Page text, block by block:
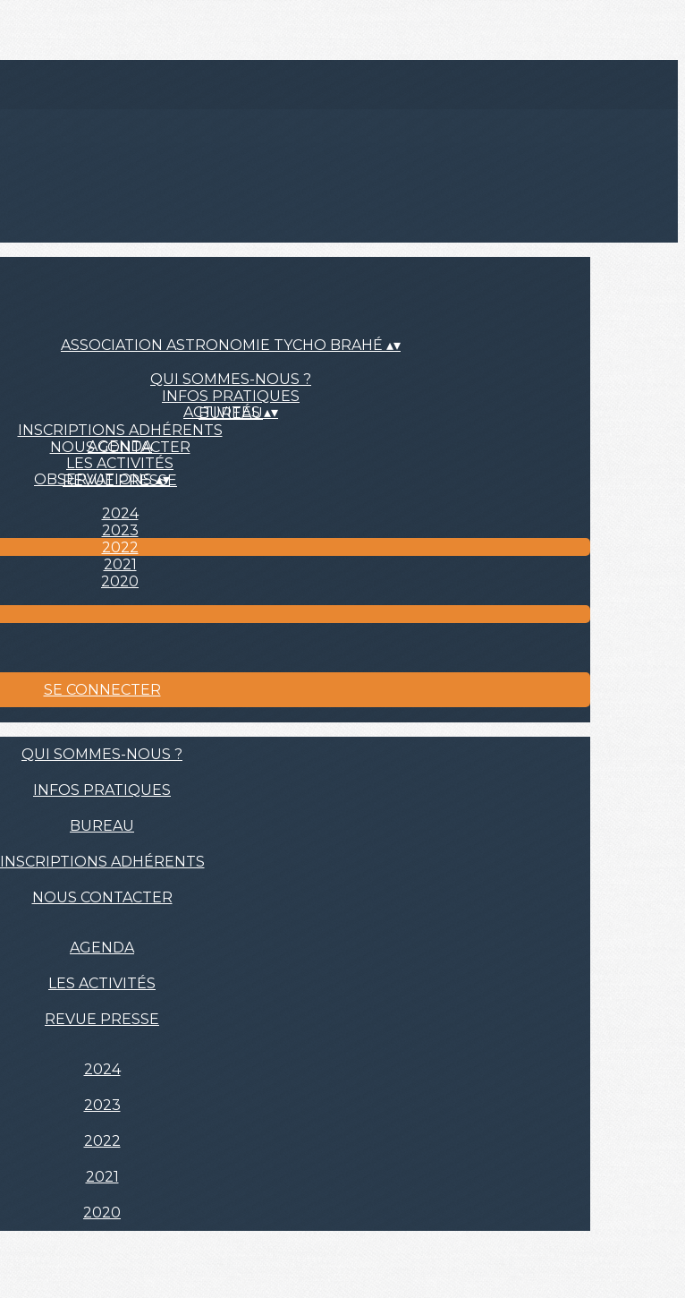
ASSOCIATION ASTRONOMIE TYCHO BRAHÉ ▴▾
QUI SOMMES-NOUS ?
INFOS PRATIQUES
BUREAU
INSCRIPTIONS ADHÉRENTS
NOUS CONTACTER
ACTIVITÉS▴▾
AGENDA
LES ACTIVITÉS
REVUE PRESSE
OBSERVATIONS▴▾
2024
2023
2022
2021
2020
SE CONNECTER
QUI SOMMES-NOUS ?
INFOS PRATIQUES
BUREAU
INSCRIPTIONS ADHÉRENTS
NOUS CONTACTER
AGENDA
LES ACTIVITÉS
REVUE PRESSE
2024
2023
2022
2021
2020